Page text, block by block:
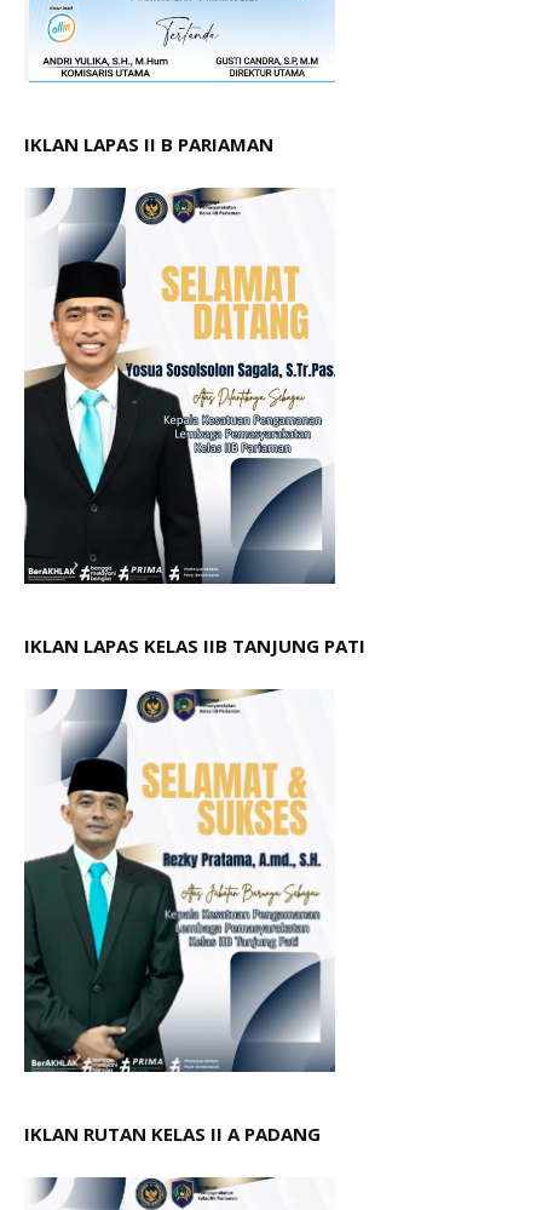
IKLAN LAPAS II B PARIAMAN
IKLAN LAPAS KELAS IIB TANJUNG PATI
IKLAN RUTAN KELAS II A PADANG